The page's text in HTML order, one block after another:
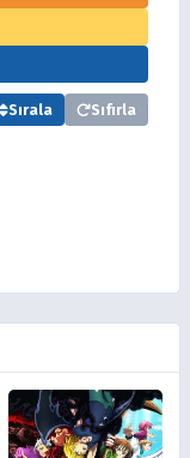
Sırala Sıfırla